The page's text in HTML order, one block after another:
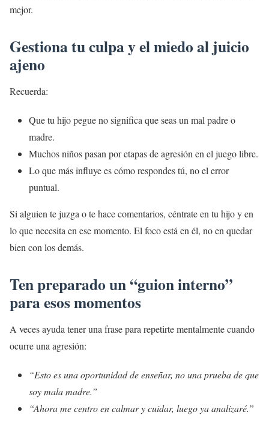
mejor.
Gestiona tu culpa y el miedo al juicio
ajeno
Recuerda:
Que tu hijo pegue no significa que seas un mal padre o
madre.
Muchos niños pasan por etapas de agresión en el juego libre.
Lo que más influye es cómo respondes tú, no el error
puntual.
Si alguien te juzga o te hace comentarios, céntrate en tu hijo y en
lo que necesita en ese momento. El foco está en él, no en quedar
bien con los demás.
Ten preparado un “guion interno”
para esos momentos
A veces ayuda tener una frase para repetirte mentalmente cuando
ocurre una agresión:
“Esto es una oportunidad de enseñar, no una prueba de que
soy mala madre.”
“Ahora me centro en calmar y cuidar, luego ya analizaré.”